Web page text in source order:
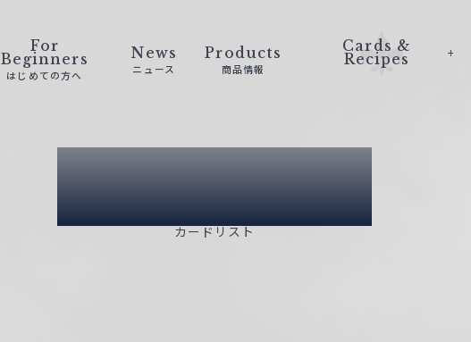
For
Beginners
はじめての方へ
News
ニュース
Products
商品情報
Cards &
Recipes
Card List
カードリスト